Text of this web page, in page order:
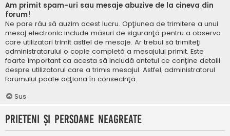
Am primit spam-uri sau mesaje abuzive de la cineva din
forum!
Ne pare rău să auzim acest lucru. Opţiunea de trimitere a unui
mesaj electronic include măsuri de siguranţă pentru a observa
care utilizatori trimit astfel de mesaje. Ar trebui să trimiteţi
administratorului o copie completă a mesajului primit. Este
foarte important ca acesta să includă antetul ce conţine detalii
despre utilizatorul care a trimis mesajul. Astfel, administratorul
forumului poate acţiona în consecinţă.
Sus
Prieteni şi persoane neagreate